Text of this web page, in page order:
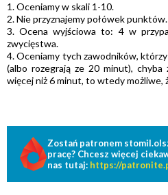
1. Oceniamy w skali 1-10.
2. Nie przyznajemy połówek punktów.
3. Ocena wyjściowa to: 4 w
zwycięstwa.
4. Oceniamy tych zawodników,
(albo rozegrają ze 20 minut), chyba
więcej niż 6 minut, to wtedy możliwe,
Zostań patronem
pracę? Chcesz więcej
nas tutaj: https://